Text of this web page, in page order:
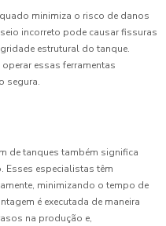
minimiza o risco de danos
incorreto pode causar fissuras
estrutural do tanque.
essas ferramentas
segura.
de tanques também significa
Esses especialistas têm
minimizando o tempo de
é executada de maneira
na produção e,